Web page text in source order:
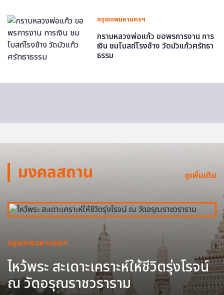
กรุงเทพมหานครฯ
กราบหลวงพ่อแก้ว ขอพรการงาน การ
เงิน ชมโบสถ์โรงช้าง วัดบัวแก้วศรัทธา
ธรรม
มงคลสถาน ดูเพิ่มเติม
กรุงเทพมหานครฯ
ไหว้พระ สะเดาะเคราะห์ให้ชีวิตรุ่งโรจน์
ณ วัดอรุณราชวราราม